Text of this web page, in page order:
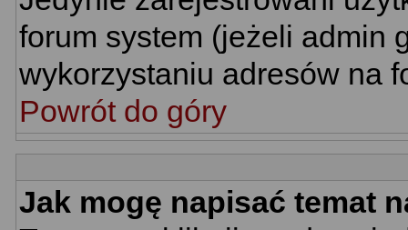
forum system (jeżeli admin
wykorzystaniu adresów na
Powrót do góry
Jak mogę napisać temat